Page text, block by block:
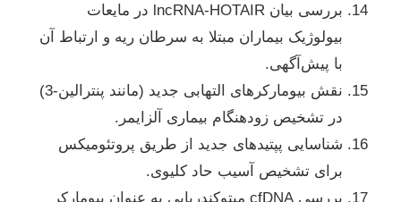
بررسی بیان lncRNA-HOTAIR در مایعات
بیولوژیک بیماران مبتلا به سرطان ریه و ارتباط آن
با پیش‌آگهی.
نقش بیومارکرهای التهابی جدید (مانند پنترالین-3)
در تشخیص زودهنگام بیماری آلزایمر.
شناسایی پپتیدهای جدید از طریق پروتئومیکس
برای تشخیص آسیب حاد کلیوی.
بررسی cfDNA میتوکندریایی به عنوان بیومارکر